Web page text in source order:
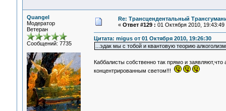
Quangel
Модератор
Ветеран
Сообщений: 7735
Re: Трансцендентальный
« Ответ #129 : 01 Октября 2010, 19:43:49
Цитата: migus от 01 Октября 2010, 19:26:30
...эдак мы с тобой и квантовую теорию
Каббалисты собственно так прямо и
концентрированным светом!!!